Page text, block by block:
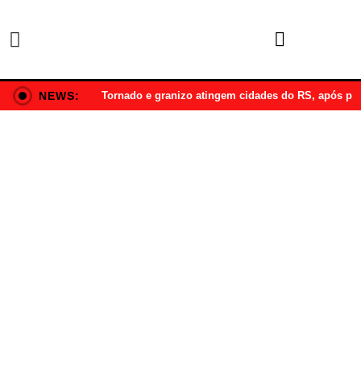
NEWS: Tornado e granizo atingem cidades do RS, após